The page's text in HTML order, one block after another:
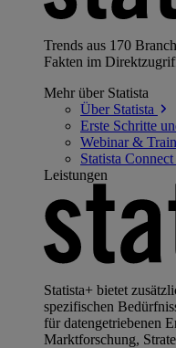
Trends aus 170
Fakten im
Mehr über Statista
Über Statista
Erste Schritte
Webinar &
Statista Connect
Leistungen
Statista+ bietet
spezifischen
für datengetriebenen
Marktforschung,